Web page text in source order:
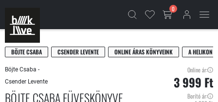
0
BÖJTE CSABA CSENDER LEVENTE ONLINE ÁRAS KÖNYVEINK A HELIKON
Böjte Csaba -
Csender Levente
BÖJTE CSABA FÜVESKÖNYVE
Online ár:
3 999 Ft
Borító ár: